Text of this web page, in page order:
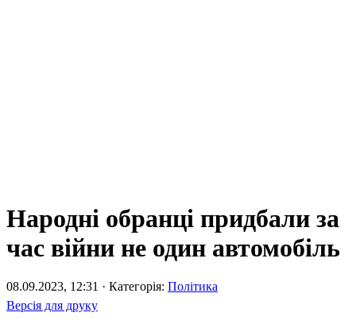
Народні обранці придбали за
час війни не один автомобіль
08.09.2023, 12:31 · Категорія: Політика
Версія для друку